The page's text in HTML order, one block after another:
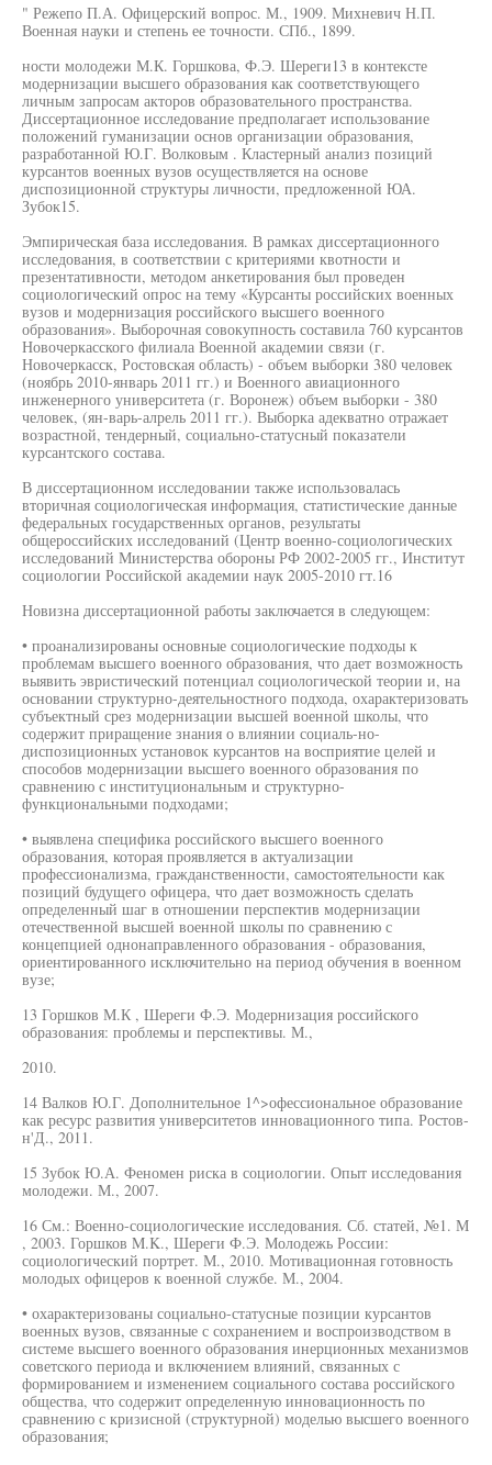
" Режепо П.А. Офицерский вопрос. М., 1909. Михневич Н.П.
Военная науки и степень ее точности. СПб., 1899.
ности молодежи М.К. Горшкова, Ф.Э. Шереги13 в контексте
модернизации высшего образования как соответствующего
личным запросам акторов образовательного пространства.
Диссертационное исследование предполагает использование
положений гуманизации основ организации образования,
разработанной Ю.Г. Волковым . Кластерный анализ позиций
курсантов военных вузов осуществляется на основе
диспозиционной структуры личности, предложенной ЮА.
Зубок15.
Эмпирическая база исследования. В рамках диссертационного
исследования, в соответствии с критериями квотности и
презентативности, методом анкетирования был проведен
социологический опрос на тему «Курсанты российских военных
вузов и модернизация российского высшего военного
образования». Выборочная совокупность составила 760 курсантов
Новочеркасского филиала Военной академии связи (г.
Новочеркасск, Ростовская область) - объем выборки 380 человек
(ноябрь 2010-январь 2011 гг.) и Военного авиационного
инженерного университета (г. Воронеж) объем выборки - 380
человек, (ян-варь-алрель 2011 гг.). Выборка адекватно отражает
возрастной, тендерный, социально-статусный показатели
курсантского состава.
В диссертационном исследовании также использовалась
вторичная социологическая информация, статистические данные
федеральных государственных органов, результаты
общероссийских исследований (Центр военно-социологических
исследований Министерства обороны РФ 2002-2005 гг., Институт
социологии Российской академии наук 2005-2010 гт.16
Новизна диссертационной работы заключается в следующем:
• проанализированы основные социологические подходы к
проблемам высшего военного образования, что дает возможность
выявить эвристический потенциал социологической теории и, на
основании структурно-деятельностного подхода, охарактеризовать
субъектный срез модернизации высшей военной школы, что
содержит приращение знания о влиянии социаль-но-
диспозиционных установок курсантов на восприятие целей и
способов модернизации высшего военного образования по
сравнению с институциональным и структурно-
функциональными подходами;
• выявлена специфика российского высшего военного
образования, которая проявляется в актуализации
профессионализма, гражданственности, самостоятельности как
позиций будущего офицера, что дает возможность сделать
определенный шаг в отношении перспектив модернизации
отечественной высшей военной школы по сравнению с
концепцией однонаправленного образования - образования,
ориентированного исключительно на период обучения в военном
вузе;
13 Горшков М.К , Шереги Ф.Э. Модернизация российского
образования: проблемы и перспективы. М.,
2010.
14 Валков Ю.Г. Дополнительное 1^>офессиональное образование
как ресурс развития университетов инновационного типа. Ростов-
н'Д., 2011.
15 Зубок Ю.А. Феномен риска в социологии. Опыт исследования
молодежи. М., 2007.
16 См.: Военно-социологические исследования. Сб. статей, №1. М
, 2003. Горшков M.K., Шереги Ф.Э. Молодежь России:
социологический портрет. М., 2010. Мотивационная готовность
молодых офицеров к военной службе. М., 2004.
• охарактеризованы социально-статусные позиции курсантов
военных вузов, связанные с сохранением и воспроизводством в
системе высшего военного образования инерционных механизмов
советского периода и включением влияний, связанных с
формированием и изменением социального состава российского
общества, что содержит определенную инновационность по
сравнению с кризисной (структурной) моделью высшего военного
образования;